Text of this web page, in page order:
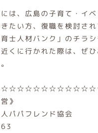
は、広島の子育て・イ
たい方、復職を検討さ
育士人材バンク」のチラ
くに行かれた際は、ぜ
》
パパフレンド協会